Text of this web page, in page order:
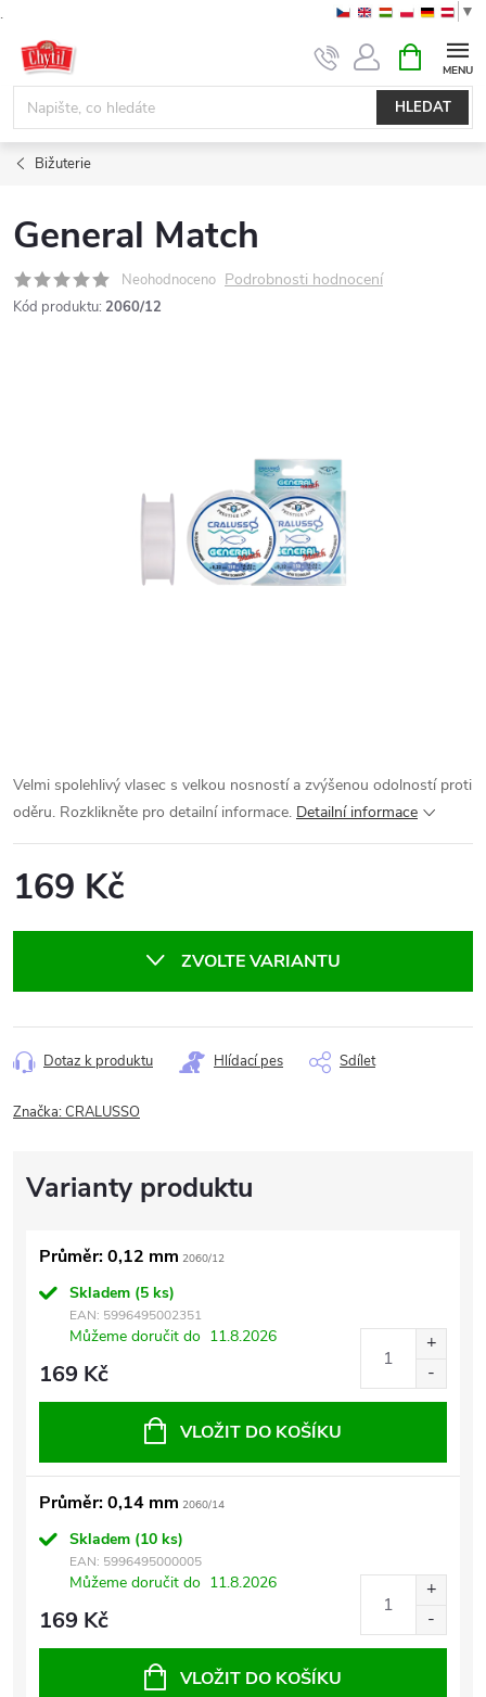
.
obsah
▼
HLEDAT
NÁKUPNÍ
KOŠÍK
Bižuterie
General Match
Neohodnoceno Podrobnosti hodnocení
Kód produktu: 2060/12
Velmi spolehlivý vlasec s velkou nosností a zvýšenou odolností proti
oděru. Rozklikněte pro detailní informace. Detailní informace
169 Kč
ZVOLTE VARIANTU
Dotaz k produktu Hlídací pes Sdílet
Značka:CRALUSSO
Průměr: 0,12 mm 2060/12
Skladem (5 ks)
EAN: 5996495002351
Můžeme doručit do 11.8.2026
169 Kč
VLOŽIT DO KOŠÍKU
Průměr: 0,14 mm 2060/14
Skladem (10 ks)
EAN: 5996495000005
Můžeme doručit do 11.8.2026
169 Kč
VLOŽIT DO KOŠÍKU